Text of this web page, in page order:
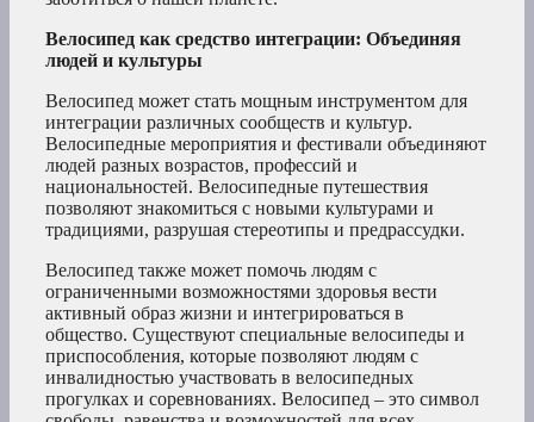
Велосипед как средство интеграции: Объединяя
людей и культуры
Велосипед может стать мощным инструментом для
интеграции различных сообществ и культур.
Велосипедные мероприятия и фестивали объединяют
людей разных возрастов, профессий и
национальностей. Велосипедные путешествия
позволяют знакомиться с новыми культурами и
традициями, разрушая стереотипы и предрассудки.
Велосипед также может помочь людям с
ограниченными возможностями здоровья вести
активный образ жизни и интегрироваться в
общество. Существуют специальные велосипеды и
приспособления, которые позволяют людям с
инвалидностью участвовать в велосипедных
прогулках и соревнованиях. Велосипед – это символ